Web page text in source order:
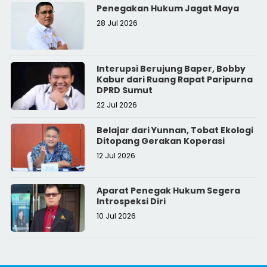
Penegakan Hukum Jagat Maya
28 Jul 2026
Interupsi Berujung Baper, Bobby
Kabur dari Ruang Rapat Paripurna
DPRD Sumut
22 Jul 2026
Belajar dari Yunnan, Tobat Ekologi
Ditopang Gerakan Koperasi
12 Jul 2026
Aparat Penegak Hukum Segera
Introspeksi Diri
10 Jul 2026